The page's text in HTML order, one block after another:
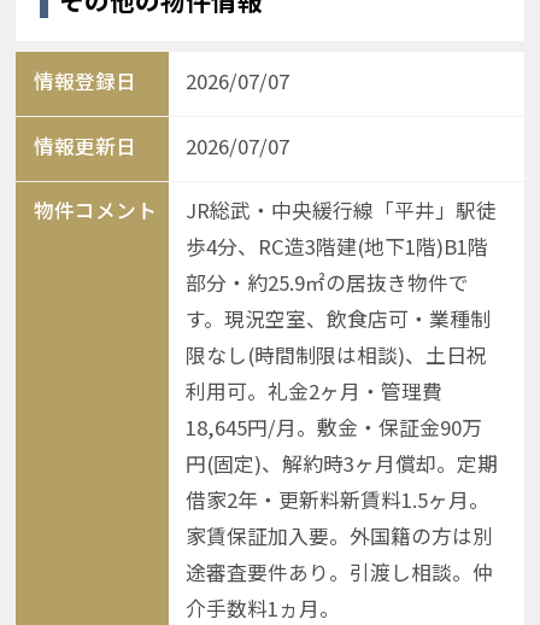
情報登録日 2026/07/07
情報更新日 2026/07/07
物件コメント
JR総武・中央緩行線「平井」駅徒
歩4分、RC造3階建(地下1階)B1階
部分・約25.9㎡の居抜き物件で
す。現況空室、飲食店可・業種制
限なし(時間制限は相談)、土日祝
利用可。礼金2ヶ月・管理費
18,645円/月。敷金・保証金90万
円(固定)、解約時3ヶ月償却。定期
借家2年・更新料新賃料1.5ヶ月。
家賃保証加入要。外国籍の方は別
途審査要件あり。引渡し相談。仲
介手数料1ヵ月。